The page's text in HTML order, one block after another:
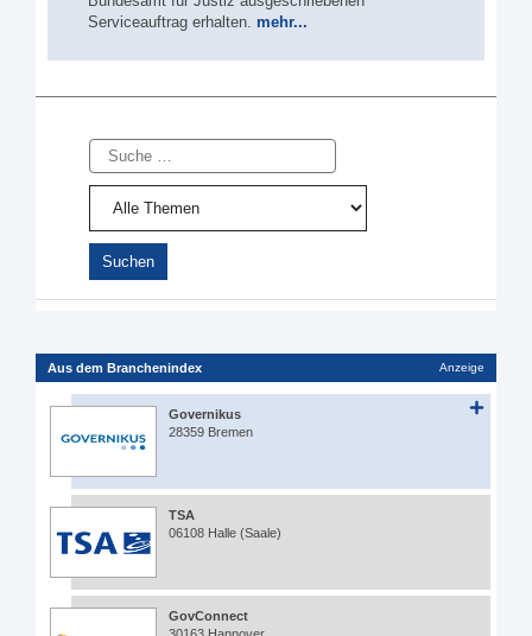
Serviceauftrag erhalten. mehr...
Suche
Aus dem Branchenindex Anzeige
Governikus
28359 Bremen
TSA
06108 Halle (Saale)
GovConnect